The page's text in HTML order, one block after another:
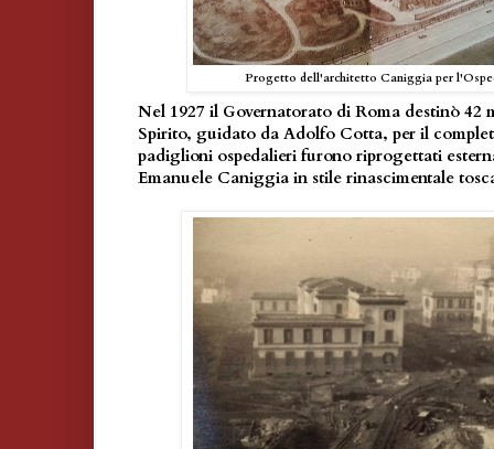
Progetto dell'architetto Caniggia per
Nel 1927 il Governatorato di Roma destinò 42
Spirito, guidato da Adolfo Cotta, per il
padiglioni ospedalieri furono riprogettati
Emanuele Caniggia in stile rinascimentale